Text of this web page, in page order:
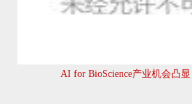
AI for BioScience产业机会凸显